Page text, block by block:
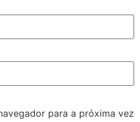
para a próxima vez